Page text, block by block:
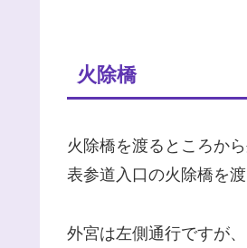
火除橋
火除橋を渡るところか
表参道入口の火除橋を渡
外宮は左側通行ですが